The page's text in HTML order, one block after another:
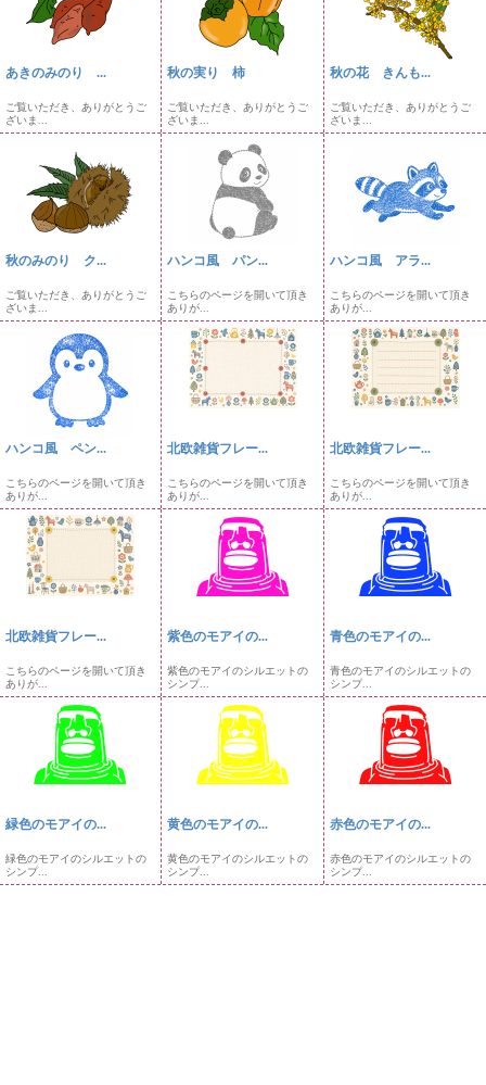
あきのみのり ...
ご覧いただき、ありがとうご
ざいま...
秋の実り 柿
ご覧いただき、ありがとうご
ざいま...
秋の花 きんも...
ご覧いただき、ありがとうご
ざいま...
秋のみのり ク...
ご覧いただき、ありがとうご
ざいま...
ハンコ風 パン...
こちらのページを開いて頂き
ありが...
ハンコ風 アラ...
こちらのページを開いて頂き
ありが...
ハンコ風 ペン...
こちらのページを開いて頂き
ありが...
北欧雑貨フレー...
こちらのページを開いて頂き
ありが...
北欧雑貨フレー...
こちらのページを開いて頂き
ありが...
北欧雑貨フレー...
こちらのページを開いて頂き
ありが...
紫色のモアイの...
紫色のモアイのシルエットの
シンプ...
青色のモアイの...
青色のモアイのシルエットの
シンプ...
緑色のモアイの...
緑色のモアイのシルエットの
シンプ...
黄色のモアイの...
黄色のモアイのシルエットの
シンプ...
赤色のモアイの...
赤色のモアイのシルエットの
シンプ...